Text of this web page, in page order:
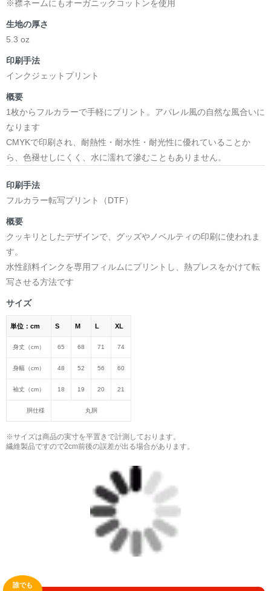
挿画&グッズカタログ <デザイン画集:BEST版>
＜著者:作詞/挿画作成＞ 凛々風 猛 -リリカゼタケル
☆本作品内で表現されている作詞20曲も掲載.
小説 [弛まぬ言霊] 挿画&グッズカタログ
<デザイン画集:Comics Style Version.>
＜著者:挿画作成＞ 凛々風 猛 -リリカゼタケル
日本語版: https://amzn.asia/d/fxD6D5U
-挿画デザイン画集&グッズカタログ-
＜著者/小説:作詞:挿画作成＞
凛々風 猛-リリカゼタケル
https://amzn.asia/d/0dgbLm4e
＿＿＿＿＿＿＿＿＿＿＿＿＿＿＿＿＿＿＿＿＿＿
小説 [刺すように燃えるような眼差しは] -Version1.
挿画&グッズカタログ <デザイン画集:BEST版>
＜著者:挿画作成＞ 凛々風 猛 -リリカゼタケル
小説 [刺すように燃えるような眼差しは] -Version2.
＜著者:絵本/挿画作成＞ 凛々風 猛 -リリカゼタケル
日本語版: https://amzn.asia/d/hMo8oB0
▶︎小説 [刺すように燃えるような眼差しは]
挿画&グッズカタログ <デザイン画集:BEST版>
日本語版: https://amzn.asia/d/gPVyU1t
＿＿＿＿＿＿＿＿＿＿＿＿＿＿＿＿＿＿＿＿＿＿
▶︎SUZURI https://suzuri.jp/ririkazetakeru
▶︎UP-T up-t.jp/creator/66b9c067ae64e
https://gicleepod.com/store/artist-ririkazetakeru
※襟ネームにもオーガニックコットンを使用
生地の厚さ
5.3 oz
印刷手法
インクジェットプリント
概要
1枚からフルカラーで手軽にプリント。アパレル風の自然な風合いに
なります
CMYKで印刷され、耐熱性・耐水性・耐光性に優れていることか
ら、色褪せしにくく、水に濡れて滲むこともありません。
印刷手法
フルカラー転写プリント（DTF）
概要
クッキリとしたデザインで、グッズやノベルティの印刷に使われま
す。
水性顔料インクを専用フィルムにプリントし、熱プレスをかけて転
写させる方法です
サイズ
単位：cm S M L XL
身丈（cm） 65 68 71 74
身幅（cm） 48 52 56 60
袖丈（cm） 18 19 20 21
胴仕様 丸胴
※サイズは商品の実寸を平置きで計測しております。
繊維製品ですので2cm前後の誤差が出る場合があります。
誰でも